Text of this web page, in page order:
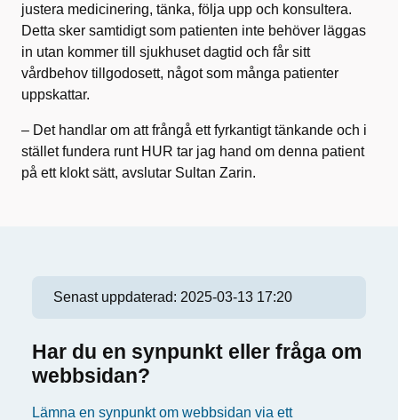
justera medicinering, tänka, följa upp och konsultera.
Detta sker samtidigt som patienten inte behöver läggas
in utan kommer till sjukhuset dagtid och får sitt
vårdbehov tillgodosett, något som många patienter
uppskattar.
– Det handlar om att frångå ett fyrkantigt tänkande och i
stället fundera runt HUR tar jag hand om denna patient
på ett klokt sätt, avslutar Sultan Zarin.
Senast uppdaterad: 2025-03-13 17:20
Har du en synpunkt eller fråga om
webbsidan?
Lämna en synpunkt om webbsidan via ett